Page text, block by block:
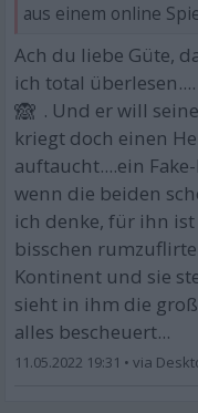
aus einem online
Ach du liebe Güte,
ich total
🙈 . Und er will
kriegt doch einen
auftaucht....ein
wenn die beiden
ich denke, für ihn
bisschen
Kontinent und sie
sieht in ihm die
alles bescheuert...
11.05.2022 19:31 •